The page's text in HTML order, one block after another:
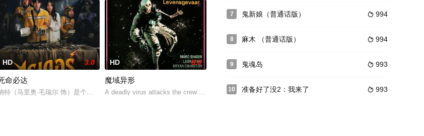
tombstone of
斥着浮华、魅影、聚光灯的幕后。渐渐褪色的电影天后Shanaya求助于黑魔法来阻扰平步青云的影坛新星Sanjana，因为Sanjana已
HD 3.0
命必达
特（马里奥·毛瑞尔 饰）是个拥有灵异体质的外送员，他的工作因此变得与众不同，他和两位外送员好友经常接到奇怪的订单，在深夜将诡异的
HD 8.0
魔域异形
A deadly virus attacks the crew of a Saturn space station.
7  994
鬼新娘（普通话版）
8  994
麻木 （普通话版）
9  993
鬼魂岛
10  993
准备好了没2：我来了